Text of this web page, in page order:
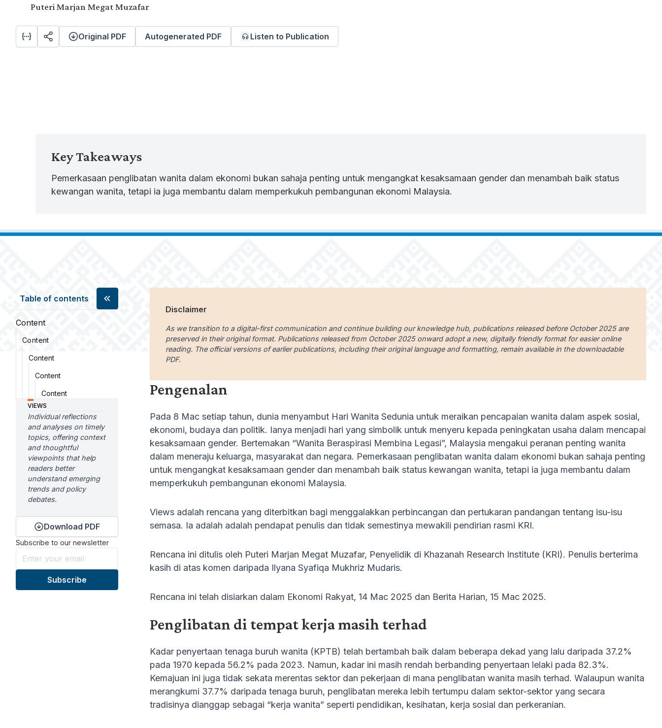
Puteri Marjan Megat Muzafar
Original PDF Autogenerated PDF Listen to Publication
Key Takeaways
Pemerkasaan penglibatan wanita dalam ekonomi bukan sahaja penting untuk mengangkat kesaksamaan gender dan menambah baik status
kewangan wanita, tetapi ia juga membantu dalam memperkukuh pembangunan ekonomi Malaysia.
Table of contents
Content
Content
Content
Content
Content
VIEWS
Individual reflections
and analyses on timely
topics, offering context
and thoughtful
viewpoints that help
readers better
understand emerging
trends and policy
debates.
Download PDF
Subscribe to our newsletter
Disclaimer
As we transition to a digital-first communication and continue building our knowledge hub, publications released before October 2025 are
preserved in their original format. Publications released from October 2025 onward adopt a new, digitally friendly format for easier online
reading. The official versions of earlier publications, including their original language and formatting, remain available in the downloadable
PDF.
Pengenalan
Pada 8 Mac setiap tahun, dunia menyambut Hari Wanita Sedunia untuk meraikan pencapaian wanita dalam aspek sosial,
ekonomi, budaya dan politik. Ianya menjadi hari yang simbolik untuk menyeru kepada peningkatan usaha dalam mencapai
kesaksamaan gender. Bertemakan “Wanita Beraspirasi Membina Legasi”, Malaysia mengakui peranan penting wanita
dalam meneraju keluarga, masyarakat dan negara. Pemerkasaan penglibatan wanita dalam ekonomi bukan sahaja penting
untuk mengangkat kesaksamaan gender dan menambah baik status kewangan wanita, tetapi ia juga membantu dalam
memperkukuh pembangunan ekonomi Malaysia.
Views adalah rencana yang diterbitkan bagi menggalakkan perbincangan dan pertukaran pandangan tentang isu-isu
semasa. Ia adalah adalah pendapat penulis dan tidak semestinya mewakili pendirian rasmi KRI.
Rencana ini ditulis oleh Puteri Marjan Megat Muzafar, Penyelidik di Khazanah Research Institute (KRI). Penulis berterima
kasih di atas komen daripada Ilyana Syafiqa Mukhriz Mudaris.
Rencana ini telah disiarkan dalam Ekonomi Rakyat, 14 Mac 2025 dan Berita Harian, 15 Mac 2025.
Penglibatan di tempat kerja masih terhad
Kadar penyertaan tenaga buruh wanita (KPTB) telah bertambah baik dalam beberapa dekad yang lalu daripada 37.2%
pada 1970 kepada 56.2% pada 2023. Namun, kadar ini masih rendah berbanding penyertaan lelaki pada 82.3%.
Kemajuan ini juga tidak sekata merentas sektor dan pekerjaan di mana penglibatan wanita masih terhad. Walaupun wanita
merangkumi 37.7% daripada tenaga buruh, penglibatan mereka lebih tertumpu dalam sektor-sektor yang secara
tradisinya dianggap sebagai “kerja wanita” seperti pendidikan, kesihatan, kerja sosial dan perkeranian.